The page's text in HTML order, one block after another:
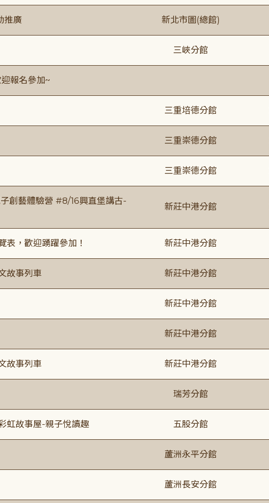
推廣 新北市圖(總館)
三峽分館
迎報名參加~
三重培德分館
三重崇德分館
三重崇德分館
創藝體驗營 #8/16興直堡講古-
新莊中港分館
表，歡迎踴躍參加！ 新莊中港分館
故事列車 新莊中港分館
新莊中港分館
新莊中港分館
故事列車 新莊中港分館
瑞芳分館
虹故事屋-親子悅讀趣 五股分館
蘆洲永平分館
蘆洲長安分館